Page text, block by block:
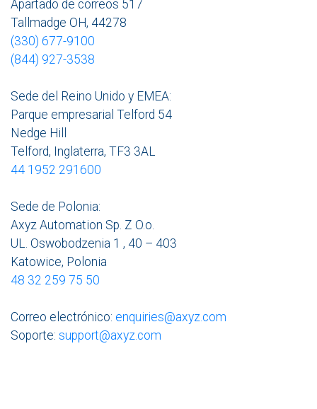
Apartado de correos 517
Tallmadge OH, 44278
(330) 677-9100
(844) 927-3538
Sede del Reino Unido y EMEA:
Parque empresarial Telford 54
Nedge Hill
Telford, Inglaterra, TF3 3AL
44 1952 291600
Sede de Polonia:
Axyz Automation Sp. Z O.o.
UL. Oswobodzenia 1 , 40 – 403
Katowice, Polonia
48 32 259 75 50
Correo electrónico: enquiries@axyz.com
Soporte: support@axyz.com